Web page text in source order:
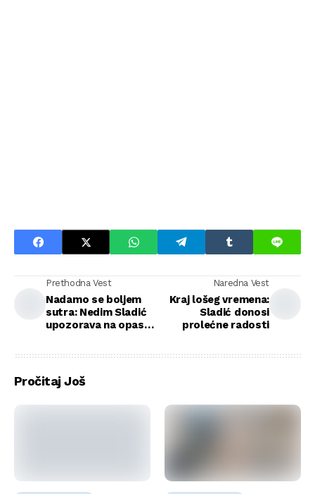
Prethodna Vest
Nadamo se boljem
sutra: Nedim Sladić
upozorava na opasne
Naredna Vest
Kraj lošeg vremena:
Sladić donosi
prolećne radosti
Pročitaj Još